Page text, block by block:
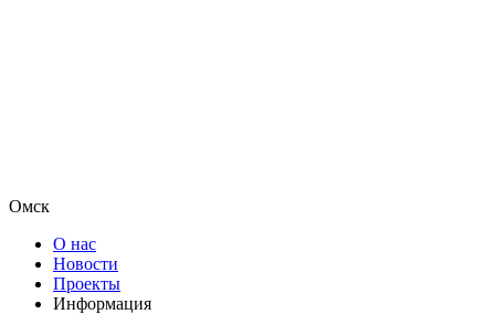
Омск
О нас
Новости
Проекты
Информация